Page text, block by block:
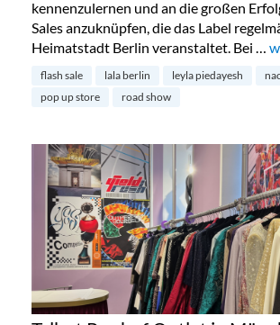
kennenzulernen und an die großen
Sales anzuknüpfen, die das Label
Heimatstadt Berlin veranstaltet. Bei …
flash sale lala berlin leyla piedayesh
pop up store
road show